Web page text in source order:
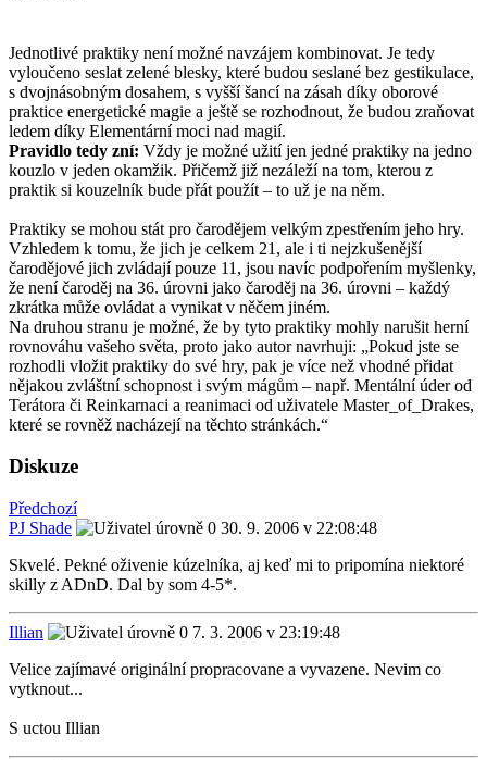
Jednotlivé praktiky není možné navzájem kombinovat. Je tedy
vyloučeno seslat zelené blesky, které budou seslané bez gestikulace,
s dvojnásobným dosahem, s vyšší šancí na zásah díky oborové
praktice energetické magie a ještě se rozhodnout, že budou zraňovat
ledem díky Elementární moci nad magií.
Pravidlo tedy zní: Vždy je možné užití jen jedné praktiky na jedno
kouzlo v jeden okamžik. Přičemž již nezáleží na tom, kterou z
praktik si kouzelník bude přát použít – to už je na něm.
Praktiky se mohou stát pro čarodějem velkým zpestřením jeho hry.
Vzhledem k tomu, že jich je celkem 21, ale i ti nejzkušenější
čarodějové jich zvládají pouze 11, jsou navíc podpořením myšlenky,
že není čaroděj na 36. úrovni jako čaroděj na 36. úrovni – každý
zkrátka může ovládat a vynikat v něčem jiném.
Na druhou stranu je možné, že by tyto praktiky mohly narušit herní
rovnováhu vašeho světa, proto jako autor navrhuji: „Pokud jste se
rozhodli vložit praktiky do své hry, pak je více než vhodné přidat
nějakou zvláštní schopnost i svým mágům – např. Mentální úder od
Terátora či Reinkarnaci a reanimaci od uživatele Master_of_Drakes,
které se rovněž nacházejí na těchto stránkách.“
Diskuze
Předchozí
PJ Shade
30. 9. 2006 v 22:08:48
Skvelé. Pekné oživenie kúzelníka, aj keď mi to pripomína niektoré
skilly z ADnD. Dal by som 4-5*.
Illian
7. 3. 2006 v 23:19:48
Velice zajímavé originální propracovane a vyvazene. Nevim co
vytknout...
S uctou Illian